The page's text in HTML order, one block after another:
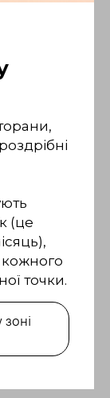
(це
точки.
зоні